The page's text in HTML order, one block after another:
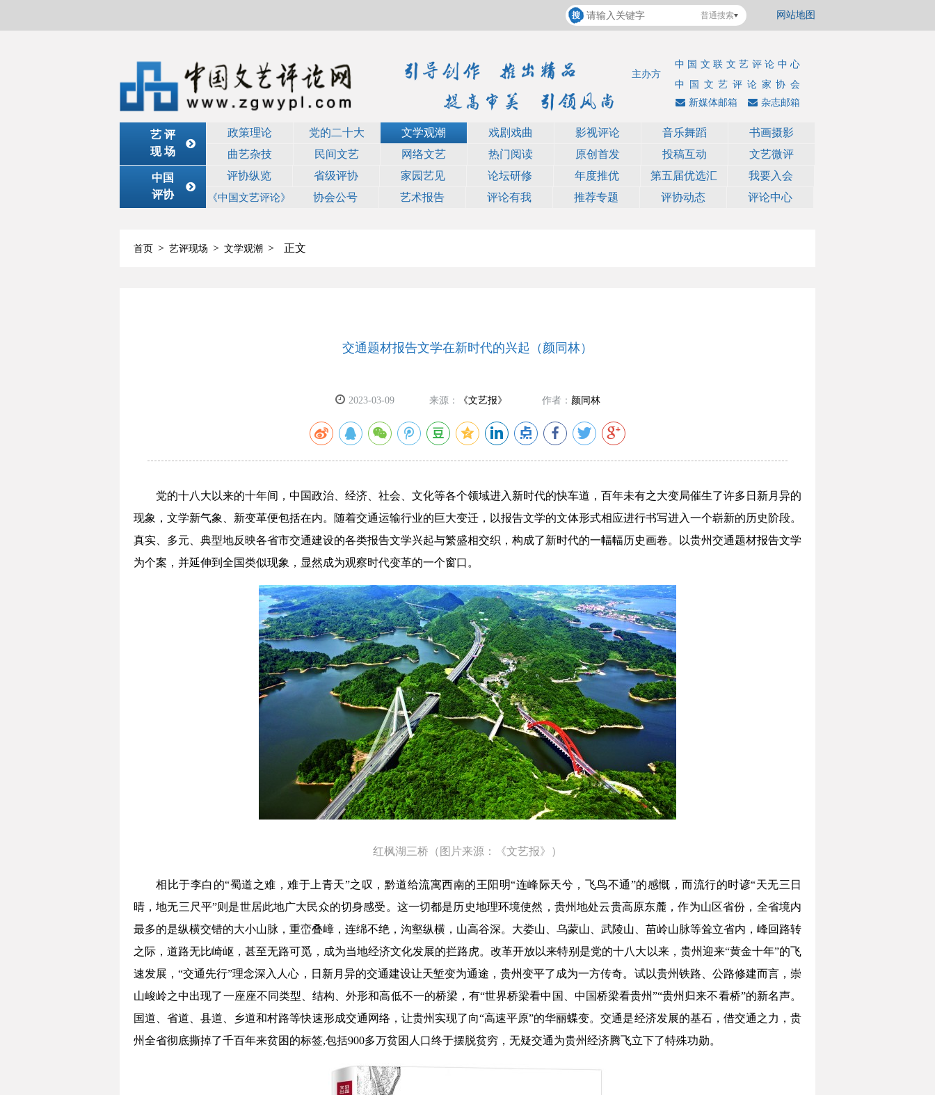
网站地图
普通搜索
中国文联文艺评论中心
中国文艺评论家协会
主办方
杂志邮箱
新媒体邮箱
艺 评
现 场
政策理论 党的二十大 文学观潮 戏剧戏曲 影视评论 音乐舞蹈
书画摄影
曲艺杂技
民间文艺 网络文艺 热门阅读 原创首发 投稿互动
文艺微评
中国
评协
评协纵览 省级评协 家园艺见 论坛研修 年度推优 第五届优选汇 我要入会
《中国文艺评论》 协会公号 艺术报告 评论有我 推荐专题 评协动态 评论中心
首页 > 艺评现场 > 文学观潮 > 正文
交通题材报告文学在新时代的兴起（颜同林）
2023-03-09 来源： 《文艺报》 作者： 颜同林
党的十八大以来的十年间，中国政治、经济、社会、文化等各个领域进入新时代的快车道，百年未有之大变局催生了许多日新月异的
现象，文学新气象、新变革便包括在内。随着交通运输行业的巨大变迁，以报告文学的文体形式相应进行书写进入一个崭新的历史阶段。
真实、多元、典型地反映各省市交通建设的各类报告文学兴起与繁盛相交织，构成了新时代的一幅幅历史画卷。以贵州交通题材报告文学
为个案，并延伸到全国类似现象，显然成为观察时代变革的一个窗口。
红枫湖三桥 （图片来源：《文艺报》）
相比于李白的“蜀道之难，难于上青天”之叹，黔道给流寓西南的王阳明“连峰际天兮，飞鸟不通”的感慨，而流行的时谚“天无三日
晴，地无三尺平”则是世居此地广大民众的切身感受。这一切都是历史地理环境使然，贵州地处云贵高原东麓，作为山区省份，全省境内
最多的是纵横交错的大小山脉，重峦叠嶂，连绵不绝，沟壑纵横，山高谷深。大娄山、乌蒙山、武陵山、苗岭山脉等耸立省内，峰回路转
之际，道路无比崎岖，甚至无路可觅，成为当地经济文化发展的拦路虎。改革开放以来特别是党的十八大以来，贵州迎来“黄金十年”的飞
速发展，“交通先行”理念深入人心，日新月异的交通建设让天堑变为通途，贵州变平了成为一方传奇。试以贵州铁路、公路修建而言，崇
山峻岭之中出现了一座座不同类型、结构、外形和高低不一的桥梁，有“世界桥梁看中国、中国桥梁看贵州”“贵州归来不看桥”的新名声。
国道、省道、县道、乡道和村路等快速形成交通网络，让贵州实现了向“高速平原”的华丽蝶变。交通是经济发展的基石，借交通之力，贵
州全省彻底撕掉了千百年来贫困的标签,包括900多万贫困人口终于摆脱贫穷，无疑交通为贵州经济腾飞立下了特殊功勋。